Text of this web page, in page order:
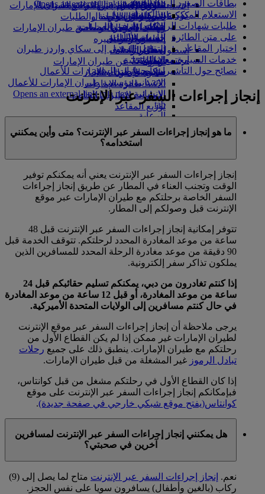
تناول الطعام في الدرجة السياحية
الممتازة
وجبات الدرجة السياحية
المشروبات
أسطول طائراتنا
بوينج 777
طائرة الإمارات A380
A350 طائرة الإمارات
الإمارات للطيران الخاص
توزيع المقاعد
السوق الحرة
متجرنا الرسمي
التسلية للأطفال
الترفيه عن الأطفال
ألعاب الأطفال
أنشطة للأطفال
in a new tab
كوكبنا
الاستدامة في العمليات
السياسة البيئية
التقارير البيئية
مجتمعاتنا المحلية
مؤسسة طيران الإمارات للأعمال
الإنسانيةمؤسسة طيران الإمارات للأعمال
الإنسانية Opens an external link in a new
tab
الرعاية
Opens an external link in a new tab
شركاؤنا
سكاي واردز رايل
حاسبة الأميال
تسجيل الدخول إلى سكاي واردز طيران
الإمارات
سكاي واردز+
السفر لأصحاب الهمم مع طيران الإمارات
المساعدة الخاصة والطلبات
تجربتكم على متن الطائرة
الأدوات والموارد
الهاتف المتحرك وتطبيق طيران الإمارات
إلغاء حجز أو تغييره
تعطل الرحلات
معلومات عن طيران الإمارات
بطاقات الصعود إلى الطائرة
الاستعلام المبكر عن المسافرين
طلبات شهادات الرحلات
على متن الطائرة
اختيار المقاعد
خدمات السيارة مع سائق
نصائح حول التأشيرات وجوازات السفر
إنجاز إجراءات السفر عبر الإنترنت
ما هو إنجاز إجراءات السفر عبر الإنترنت؟ متى وأين يمكنني
استخدامه؟
إنجاز إجراءات السفر عبر الإنترنت يعني أنه يمكنكم توفير
الوقت وتجنب العناء في المطار عن طريق إنجاز إجراءات
السفر الخاصة برحلتكم مع طيران الإمارات عبر موقع
الإنترنت قبل وصولكم إلى المطار.
تتوفر إمكانية إنجاز إجراءات السفر عبر الإنترنت قبل 48
ساعة من موعد المغادرة المحدد لرحلتكم. تتوقف الخدمة قبل
90 دقيقة من موعد مغادرة الرحلة المحدد للمسافرين الذين
يملكون تذاكر سفر إلكترونية.
إذا كنتم تغادرون من دبي، يمكنكم تسليم حقائبكم قبل 24
ساعة من موعد المغادرة، أو قبل 12 ساعة من موعد المغادرة
في حال كنتم مسافرين إلى الولايات المتحدة الأميركية.
يرجى ملاحظة أن إنجاز إجراءات السفر عبر موقع الإنترنت
لطيران الإمارات غير ممكن إذا لم يكن القطاع الأول من
رحلتكم مع طيران الإمارات. ينطبق ذلك على جميع رحلات
تبادل الرموز غير المشغلة من قبل طيران الإمارات.
إذا كان القطاع الأول في رحلتكم مشغل من قبل كوانتاس،
فبإمكانكم إنجاز إجراءات السفر عبر الإنترنت على موقع
كوانتاس(يفتح موقع شبكي خارجي في صفحة جديدة).
هل يمكنني إنجاز إجراءات السفر عبر الإنترنت لمسافرين
آخرين في صحبتي؟
نعم. إنجاز إجراءات السفر عبر الإنترنت
متاح لما يصل إلى (9)
ركاب (بالغين وأطفال) يسافرون سويا على نفس الحجز.